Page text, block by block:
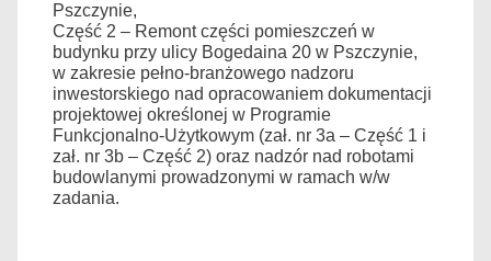
Pszczynie,
Część 2 – Remont części pomieszczeń w
budynku przy ulicy Bogedaina 20 w Pszczynie,
w zakresie pełno-branżowego nadzoru
inwestorskiego nad opracowaniem dokumentacji
projektowej określonej w Programie
Funkcjonalno-Użytkowym (zał. nr 3a – Część 1 i
zał. nr 3b – Część 2) oraz nadzór nad robotami
budowlanymi prowadzonymi w ramach w/w
zadania.